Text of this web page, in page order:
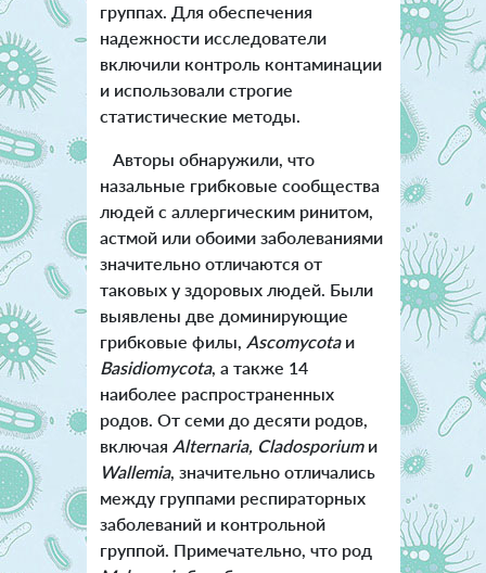
группах. Для обеспечения
надежности исследователи
включили контроль контаминации
и использовали строгие
статистические методы.
Авторы обнаружили, что
назальные грибковые сообщества
людей с аллергическим ринитом,
астмой или обоими заболеваниями
значительно отличаются от
таковых у здоровых людей. Были
выявлены две доминирующие
грибковые филы, Ascomycotaи
Basidiomycota, а также 14
наиболее распространенных
родов. От семи до десяти родов,
включая Alternaria, Cladosporiumи
Wallemia, значительно отличались
между группами респираторных
заболеваний и контрольной
группой. Примечательно, что род